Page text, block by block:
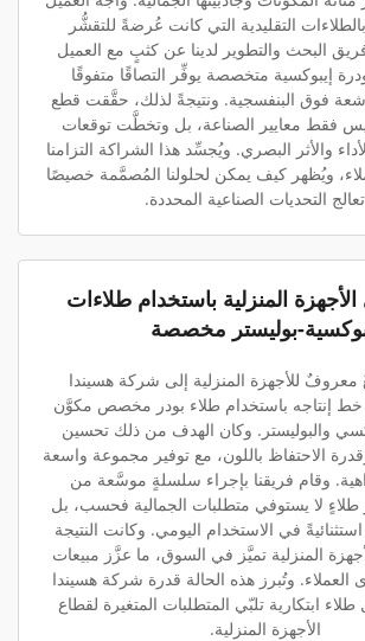
التقليدية التي كانت عُرضةً للتقشُّر
البحث والتطوير لدينا عن كثبٍ مع العميل
إيبوكسية متخصصة يوفِّر التصاقًا متفوقًا
فوق البنفسجية. ونتيجةً لذلك، حقَّقت قطع
فقط معايير الصناعة، بل وتخطَّت توقعات
والأثر البصري. ويُجسِّد هذا الشراكة التزامنا
ويُظهر كيف يمكن لحلولنا المُصمَّمة خصيصًا
التحديات الصناعية المحددة.
المنزلية باستخدام طلاءات
بوليستر مخصصة
للأجهزة المنزلية إلى شركة هسيندا
إنتاجه باستخدام طلاء بودر مخصص مكوَّن
والبوليستر. وكان الهدف من ذلك تحسين
الاحتفاظ باللون، مع توفير مجموعة واسعة
وقام فريقنا بإجراء سلسلةٍ موسَّعة من
طلاءٍ لا يستوفي متطلبات الجمالية فحسب، بل
في الاستخدام اليومي. وكانت النتيجة
المنزلية تميَّز في السوق، ما عزَّز مبيعات
العملاء. وتُبرز هذه الحالة قدرة شركة هسيندا
ابتكارية تلبّي المتطلبات المتغيرة لقطاع
الأجهزة المنزلية.